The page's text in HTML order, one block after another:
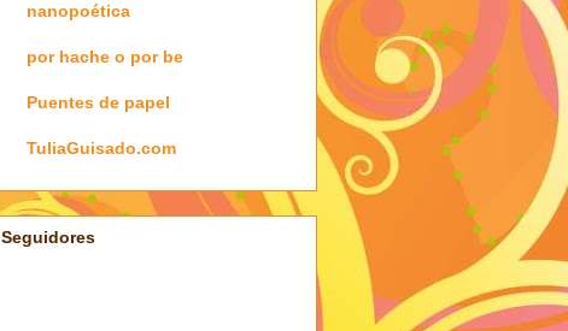
nanopoética
por hache o por be
Puentes de papel
TuliaGuisado.com
Seguidores